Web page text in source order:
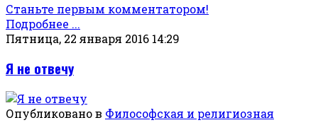
Станьте первым комментатором!
Подробнее ...
Пятница, 22 января 2016 14:29
Я не отвечу
Опубликовано в Философская и религиозная